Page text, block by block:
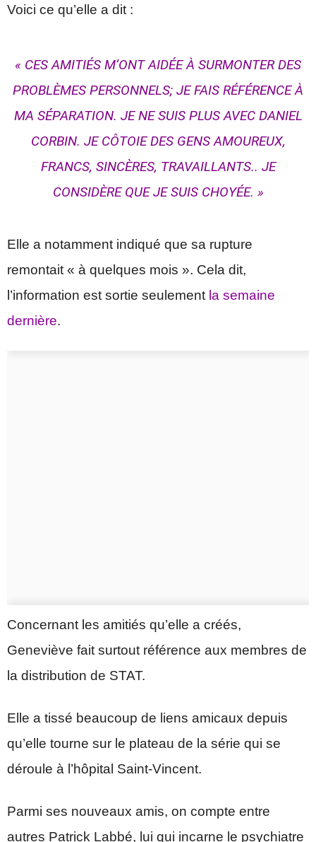
Voici ce qu’elle a dit :
« CES AMITIÉS M’ONT AIDÉE À SURMONTER DES
PROBLÈMES PERSONNELS; JE FAIS RÉFÉRENCE À
MA SÉPARATION. JE NE SUIS PLUS AVEC DANIEL
CORBIN. JE CÔTOIE DES GENS AMOUREUX,
FRANCS, SINCÈRES, TRAVAILLANTS.. JE
CONSIDÈRE QUE JE SUIS CHOYÉE. »
Elle a notamment indiqué que sa rupture
remontait « à quelques mois ». Cela dit,
l’information est sortie seulement la semaine
dernière.
Concernant les amitiés qu’elle a créés,
Geneviève fait surtout référence aux membres de
la distribution de STAT.
Elle a tissé beaucoup de liens amicaux depuis
qu’elle tourne sur le plateau de la série qui se
déroule à l’hôpital Saint-Vincent.
Parmi ses nouveaux amis, on compte entre
autres Patrick Labbé, lui qui incarne le psychiatre